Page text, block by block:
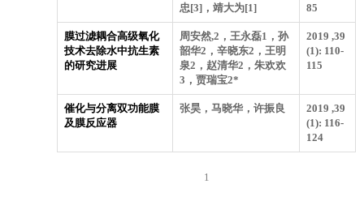
忠[3]，靖大为[1]
85
膜过滤耦合高级氧化
技术去除水中抗生素
的研究进展
周安然,2，王永磊1，孙
韶华2，辛晓东2，王明
泉2，赵清华2，朱欢欢
3，贾瑞宝2*
2019 ,39
(1): 110-
115
催化与分离双功能膜
及膜反应器
张昊，马晓华，许振良
2019 ,39
(1): 116-
124
1